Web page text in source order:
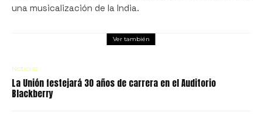
una musicalización de la India.
Ver también
Noticias
La Unión festejará 30 años de carrera en el Auditorio
Blackberry